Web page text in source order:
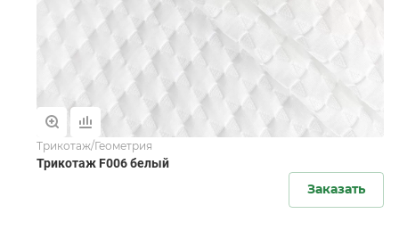
Трикотаж/Геометрия
Трикотаж F006 белый
Заказать